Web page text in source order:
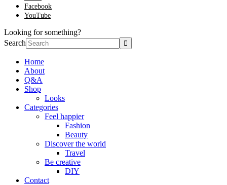
Facebook
YouTube
Looking for something?
Search
Home
About
Q&A
Shop
Looks
Categories
Feel happier
Fashion
Beauty
Discover the world
Travel
Be creative
DIY
Contact